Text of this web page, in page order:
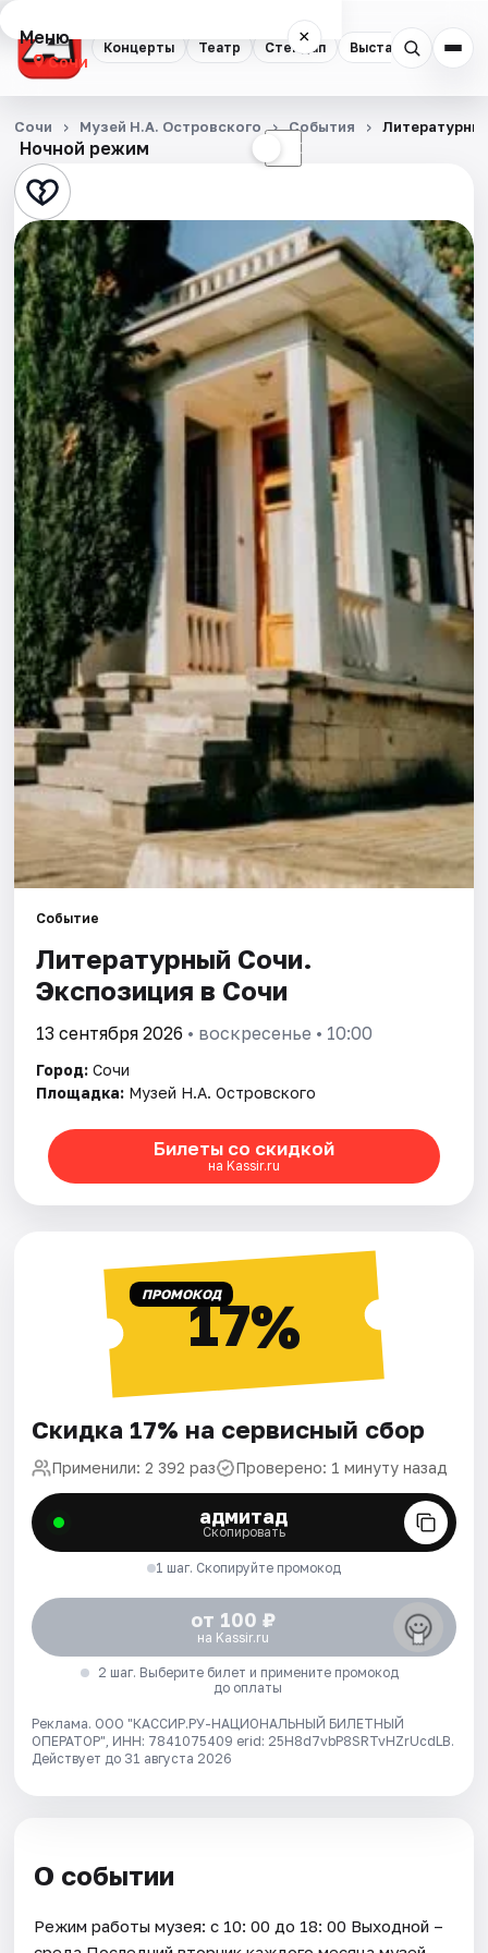
Концерты Театр Стендап Выставки
Меню ×
Сочи
Концерты
Театр
Стендап
Выставки
Квесты
Экскурсии
Спорт
События
Города
Площадки
Артисты
Рейтинги
Ночной режим ☾
Сочи Музей Н.А. Островского События
Событие
Литературный Сочи.
Экспозиция в Сочи
13 сентября 2026 • воскресенье • 10:00
Город: Сочи
Площадка: Музей Н.А. Островского
Билеты со скидкой
на Kassir.ru
ПРОМОКОД17%
Скидка 17% на сервисный сбор
Применили: 2 392 раз Проверено: 1 минуту назад
адмитад
Скопировать
1 шаг. Скопируйте промокод
от 100 ₽
на Kassir.ru
2 шаг. Выберите билет и примените промокод
до оплаты
Реклама. ООО "КАССИР.РУ-НАЦИОНАЛЬНЫЙ БИЛЕТНЫЙ
ОПЕРАТОР", ИНН: 7841075409 erid: 25H8d7vbP8SRTvHZrUcdLB.
Действует до 31 августа 2026
О событии
Режим работы музея: с 10: 00 до 18: 00 Выходной –